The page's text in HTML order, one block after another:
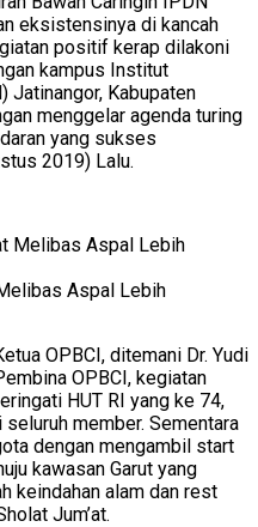
eksistensinya di kancah
positif kerap dilakoni
kampus Institut
Jatinangor, Kabupaten
menggelar agenda turing
yang sukses
2019) Lalu.
Aspal Lebih
OPBCI, ditemani Dr. Yudi
OPBCI, kegiatan
HUT RI yang ke 74,
member. Sementara
dengan mengambil start
kawasan Garut yang
keindahan alam dan rest
Jum’at.